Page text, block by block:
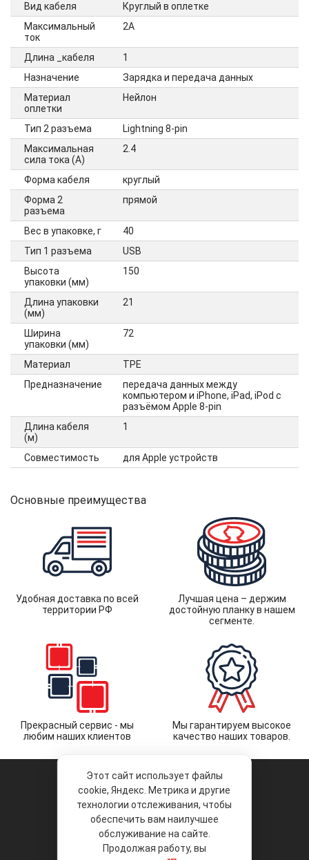
Вид кабеля
Круглый в оплетке
Максимальный
ток
2А
Длина _кабеля
1
Назначение
Зарядка и передача данных
Материал
оплетки
Нейлон
Тип 2 разъема
Lightning 8-pin
Максимальная
сила тока (А)
2.4
Форма кабеля
круглый
Форма 2
разъема
прямой
Вес в упаковке, г
40
Тип 1 разъема
USB
Высота
упаковки (мм)
150
Длина упаковки
(мм)
21
Ширина
упаковки (мм)
72
Материал
TPE
Предназначение
передача данных между
компьютером и iPhone, iPad, iPod с
разъёмом Apple 8-pin
Длина кабеля
(м)
1
Совместимость для Apple устройств
Основные преимущества
Удобная доставка по всей
территории РФ
Лучшая цена – держим
достойную планку в нашем
сегменте.
Прекрасный сервис - мы
любим наших клиентов
Мы гарантируем высокое
качество наших товаров.
© 2026 «Liberty Project».
Аксессуары и запчасти оптом.
Положение об обработке и защите
Этот сайт использует файлы
cookie, Яндекс. Метрика и другие
технологии отслеживания, чтобы
обеспечить вам наилучшее
обслуживание на сайте.
Продолжая работу, вы